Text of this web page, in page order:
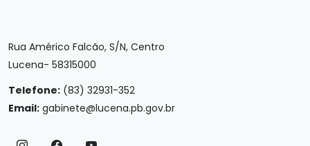
Rua Américo Falcão, S/N, Centro
Lucena- 58315000
Telefone: (83) 32931-352
Email: gabinete@lucena.pb.gov.br